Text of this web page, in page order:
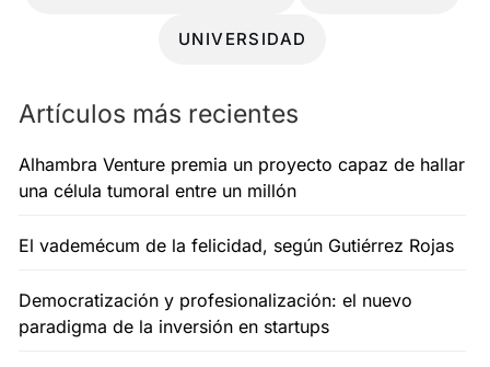
UNIVERSIDAD
Artículos más recientes
Alhambra Venture premia un proyecto capaz de hallar
una célula tumoral entre un millón
El vademécum de la felicidad, según Gutiérrez Rojas
Democratización y profesionalización: el nuevo
paradigma de la inversión en startups